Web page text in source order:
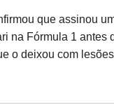
que assinou
na Fórmula 1 antes
o deixou com